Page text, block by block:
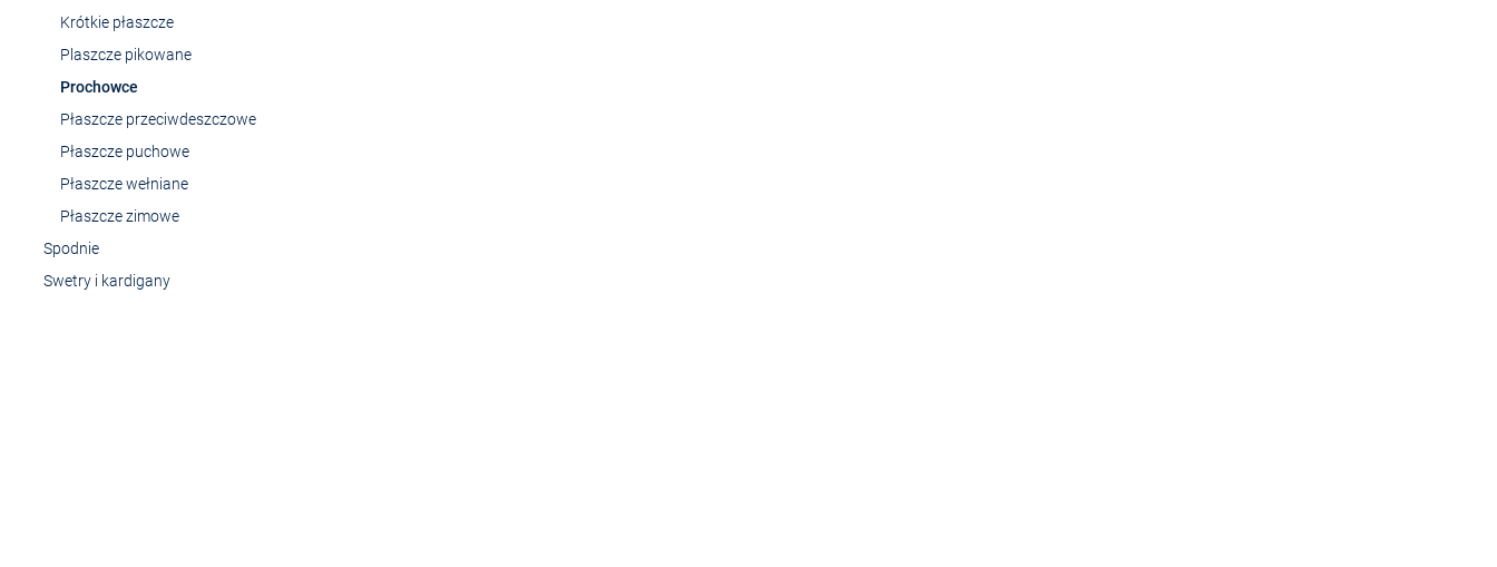
Krótkie płaszcze
Plaszcze pikowane
Prochowce
Płaszcze przeciwdeszczowe
Płaszcze puchowe
Płaszcze wełniane
Płaszcze zimowe
Spodnie
Swetry i kardigany